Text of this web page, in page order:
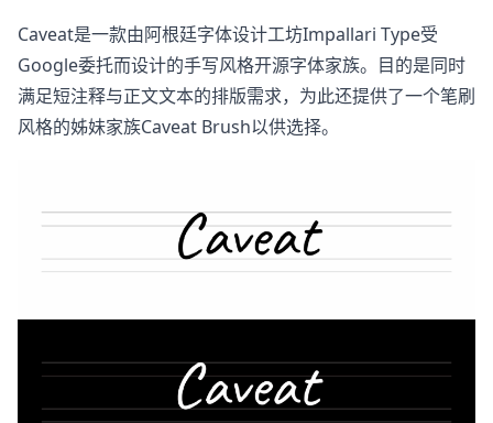
Caveat是一款由阿根廷字体设计工坊Impallari Type受
Google委托而设计的手写风格开源字体家族。目的是同时
满足短注释与正文文本的排版需求，为此还提供了一个笔刷
风格的姊妹家族Caveat Brush以供选择。